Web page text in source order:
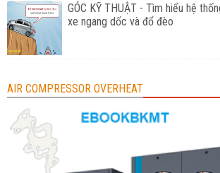
GÓC KỸ THUẬT - Tìm hiểu hệ
xe ngang dốc và đổ đèo
AIR COMPRESSOR OVERHEAT